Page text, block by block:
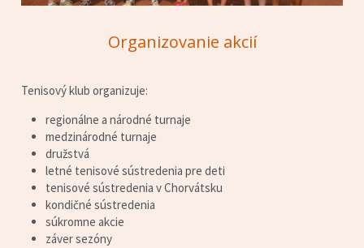
Organizovanie akcií
Tenisový klub organizuje:
regionálne a národné turnaje
medzinárodné turnaje
družstvá
letné tenisové sústredenia pre deti
tenisové sústredenia v Chorvátsku
kondičné sústredenia
súkromne akcie
záver sezóny